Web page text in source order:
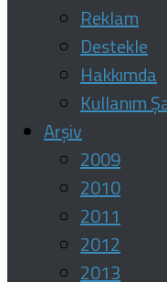
Reklam
Destekle
Hakkımda
Kullanım
Arşiv
2009
2010
2011
2012
2013